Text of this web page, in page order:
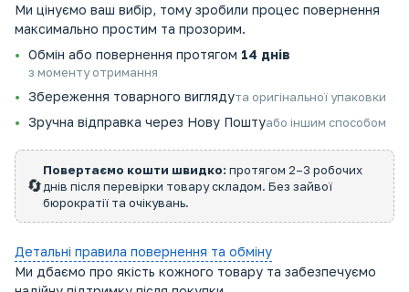
Ми цінуємо ваш вибір, тому зробили процес повернення
максимально простим та прозорим.
Обмін або повернення протягом 14 днів
з моменту отримання
Збереження товарного виглядута оригінальної упаковки
Зручна відправка через Нову Поштуабо іншим способом
🔄
Повертаємо кошти швидко: протягом 2–3 робочих
днів після перевірки товару складом. Без зайвої
бюрократії та очікувань.
Детальні правила повернення та обміну
Ми дбаємо про якість кожного товару та забезпечуємо